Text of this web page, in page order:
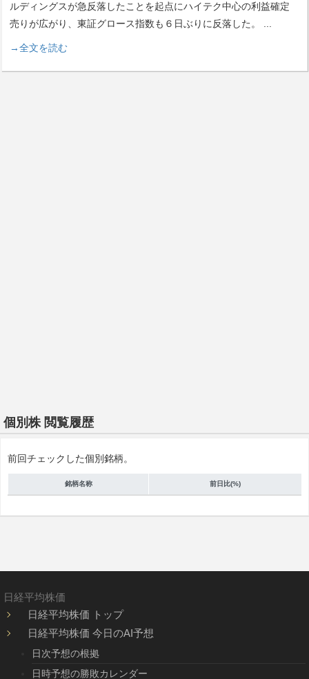
ルディングスが急反落したことを起点にハイテク中心の利益確定
売りが広がり、東証グロース指数も６日ぶりに反落した。
...
→全文を読む
個別株 閲覧履歴
前回チェックした個別銘柄。
銘柄名称 前日比(%)
日経平均株価
日経平均株価 トップ
日経平均株価 今日のAI予想
日次予想の根拠
日時予想の勝敗カレンダー